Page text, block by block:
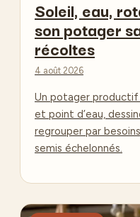
Soleil, eau,
son potager
récoltes
4 août 2026
Un potager productif
et point d’eau,
regrouper par
semis échelonnés.